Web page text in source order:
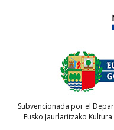
Subvencionada por el
Eusko Jaurlaritzako